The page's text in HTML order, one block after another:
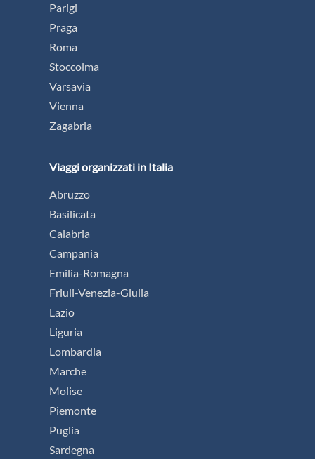
Parigi
Praga
Roma
Stoccolma
Varsavia
Vienna
Zagabria
Viaggi organizzati in Italia
Abruzzo
Basilicata
Calabria
Campania
Emilia-Romagna
Friuli-Venezia-Giulia
Lazio
Liguria
Lombardia
Marche
Molise
Piemonte
Puglia
Sardegna